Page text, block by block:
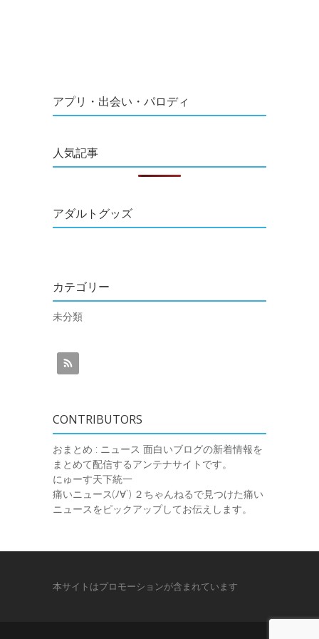
アプリ・出会い・パロディ
人気記事
アダルトグッズ
カテゴリー
未分類
CONTRIBUTORS
おまとめ : ニュース 面白いブログの新着情報を
まとめて配信するアンテナサイトです。
にゅーす天下統一
痛いニュース(ﾉ∀`) ２ちゃんねるで見つけた痛い
ニュースをピックアップしてお伝えします。
本サイトはプロモーションが含まれています